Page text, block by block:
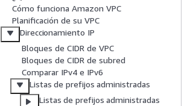
Cómo funciona Amazon VPC
Planificación de su VPC
Direccionamiento IP
Bloques de CIDR de VPC
Bloques de CIDR de subred
Comparar IPv4 e IPv6
Listas de prefijos administradas
Listas de prefijos administradas